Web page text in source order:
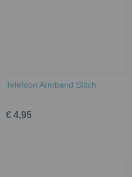
Telefoon Armband Stitch
€ 4,95